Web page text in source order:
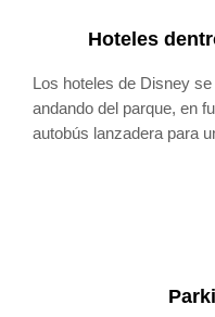
Hoteles
Los hoteles de Disney
andando del parque, en
autobús lanzadera para